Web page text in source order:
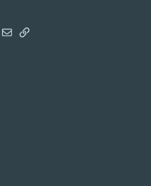
Электронная почта
Ссылка